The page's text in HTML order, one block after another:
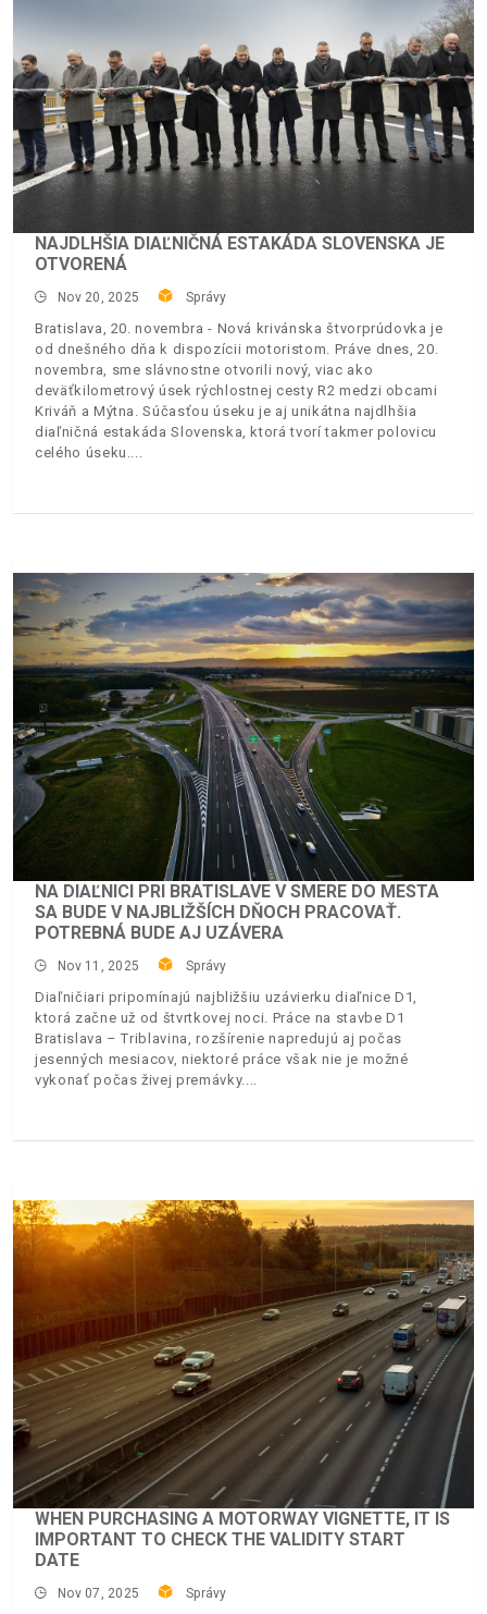
NAJDLHŠIA DIAĽNIČNÁ ESTAKÁDA SLOVENSKA JE
OTVORENÁ
Nov 20, 2025 Správy
Bratislava, 20. novembra - Nová krivánska štvorprúdovka je
od dnešného dňa k dispozícii motoristom. Práve dnes, 20.
novembra, sme slávnostne otvorili nový, viac ako
deväťkilometrový úsek rýchlostnej cesty R2 medzi obcami
Kriváň a Mýtna. Súčasťou úseku je aj unikátna najdlhšia
diaľničná estakáda Slovenska, ktorá tvorí takmer polovicu
celého úseku.
NA DIAĽNICI PRI BRATISLAVE V SMERE DO MESTA
SA BUDE V NAJBLIŽŠÍCH DŇOCH PRACOVAŤ.
POTREBNÁ BUDE AJ UZÁVERA
Nov 11, 2025 Správy
Diaľničiari pripomínajú najbližšiu uzávierku diaľnice D1,
ktorá začne už od štvrtkovej noci. Práce na stavbe D1
Bratislava – Triblavina, rozšírenie napredujú aj počas
jesenných mesiacov, niektoré práce však nie je možné
vykonať počas živej premávky.
WHEN PURCHASING A MOTORWAY VIGNETTE, IT IS
IMPORTANT TO CHECK THE VALIDITY START
DATE
Nov 07, 2025 Správy